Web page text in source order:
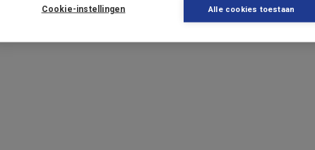
Cookie-instellingen Alle cookies toestaan